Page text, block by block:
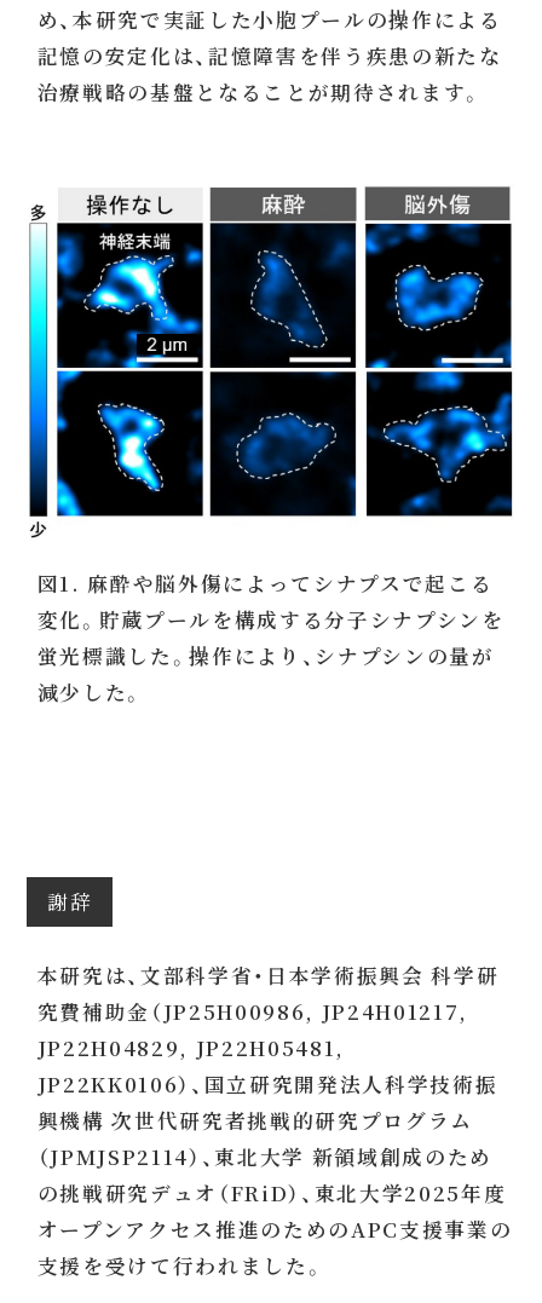
め、本研究で実証した小胞プールの操作による
記憶の安定化は、記憶障害を伴う疾患の新たな
治療戦略の基盤となることが期待されます。
図1. 麻酔や脳外傷によってシナプスで起こる
変化。貯蔵プールを構成する分子シナプシンを
蛍光標識した。操作により、シナプシンの量が
減少した。
謝辞
本研究は、文部科学省・日本学術振興会 科学研
究費補助金（JP25H00986, JP24H01217,
JP22H04829, JP22H05481,
JP22KK0106）、国立研究開発法人科学技術振
興機構 次世代研究者挑戦的研究プログラム
（JPMJSP2114）、東北大学 新領域創成のため
の挑戦研究デュオ（FRiD）、東北大学2025年度
オープンアクセス推進のためのAPC支援事業の
支援を受けて行われました。